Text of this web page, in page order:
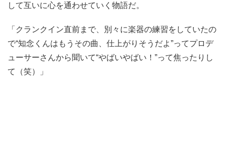
して互いに心を通わせていく物語だ。
「クランクイン直前まで、別々に楽器の練習をしていたの
で“知念くんはもうその曲、仕上がりそうだよ”ってプロデ
ューサーさんから聞いて“やばいやばい！”って焦ったりし
て（笑）」